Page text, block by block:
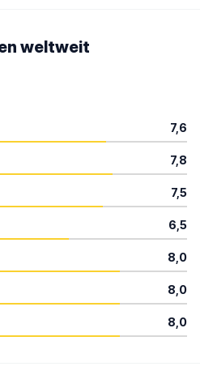
weltweit
7,6
7,8
7,5
6,5
8,0
8,0
8,0